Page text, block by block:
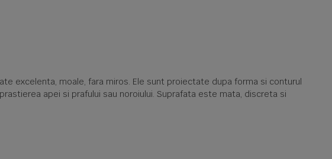
excelenta, moale, fara miros. Ele sunt proiectate dupa forma si conturul
apei si prafului sau noroiului. Suprafata este mata, discreta si